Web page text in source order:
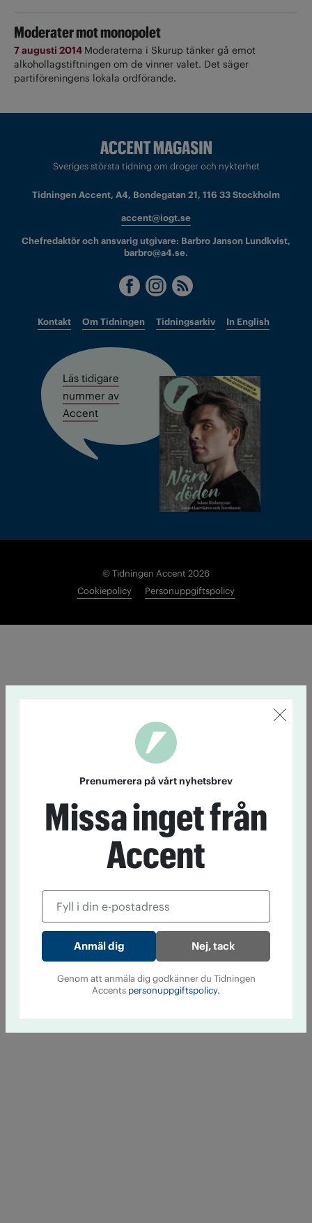
Moderater mot monopolet
7 augusti 2014 Moderaterna i Skurup tänker gå emot
alkohollagstiftningen om de vinner valet. Det säger
partiföreningens lokala ordförande.
Sveriges största tidning om droger och nykterhet
Tidningen Accent, A4, Bondegatan 21, 116 33 Stockholm
accent@iogt.se
Chefredaktör och ansvarig utgivare: Barbro Janson Lundkvist,
barbro@a4.se.
Kontakt Om Tidningen Tidningsarkiv In English
Läs tidigare
nummer av
Accent
© Tidningen Accent 2026
Cookiepolicy
Personuppgiftspolicy
Prenumerera på vårt nyhetsbrev
Missa inget från
Accent
Nej, tack
Genom att anmäla dig godkänner du Tidningen
Accents personuppgiftspolicy.